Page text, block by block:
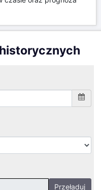
Przeładuj